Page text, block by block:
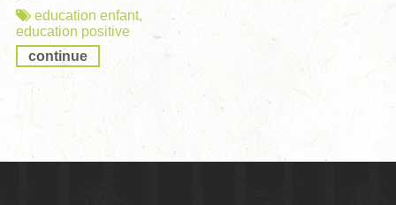
education enfant,
education positive
continue